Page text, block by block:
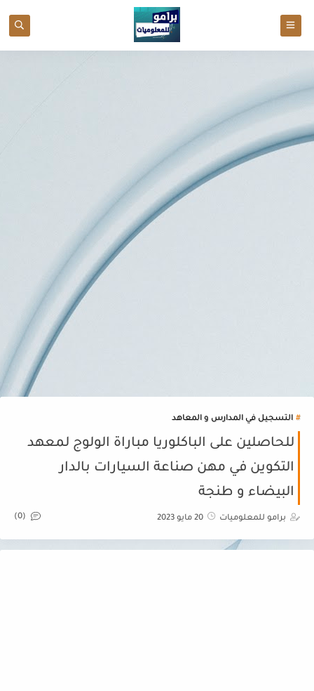
التسجيل في المدارس و المعاهد
للحاصلين على الباكلوريا مباراة الولوج لمعهد
التكوين في مهن صناعة السيارات بالدار
البيضاء و طنجة
برامو للمعلوميات 20 مايو 2023 (0)